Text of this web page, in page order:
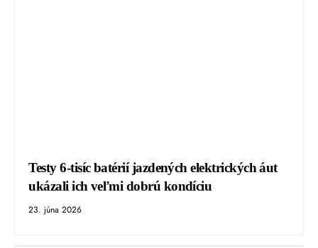
Testy 6-tisíc batérií jazdených elektrických áut
ukázali ich veľmi dobrú kondíciu
23. júna 2026